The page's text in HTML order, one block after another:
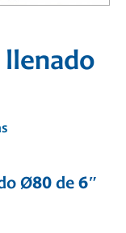
llenado
Ø80 de 6″